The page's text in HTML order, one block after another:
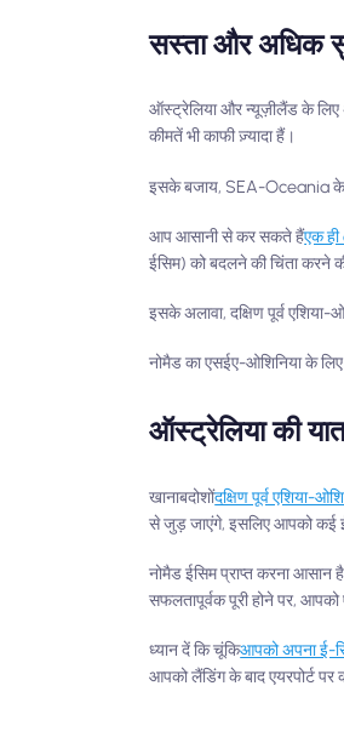
सस्ता और अधिक
ऑस्ट्रेलिया और न्यूज़ीलैंड के लिए
कीमतें भी काफी ज़्यादा हैं।
इसके बजाय, SEA-Oceania के
आप आसानी से कर सकते हैंएक
ईसिम) को बदलने की चिंता करने
इसके अलावा, दक्षिण पूर्व
नोमैड का एसईए-ओशिनिया के
ऑस्ट्रेलिया की
खानाबदोशोंदक्षिण पूर्व एशिया-
से जुड़ जाएंगे, इसलिए आपको कई
नोमैड ईसिम प्राप्त करना आसान
सफलतापूर्वक पूरी होने पर, आपको
ध्यान दें कि चूंकिआपको अपना ई-
आपको लैंडिंग के बाद एयरपोर्ट पर